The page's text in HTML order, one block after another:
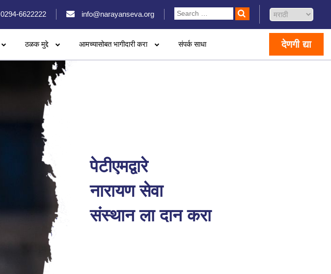
0294-6622222 info@narayanseva.org
ठळक मुद्दे आमच्यासोबत भागीदारी करा संपर्क साधा देणगी द्या
पेटीएमद्वारे
नारायण सेवा
संस्थान ला दान करा